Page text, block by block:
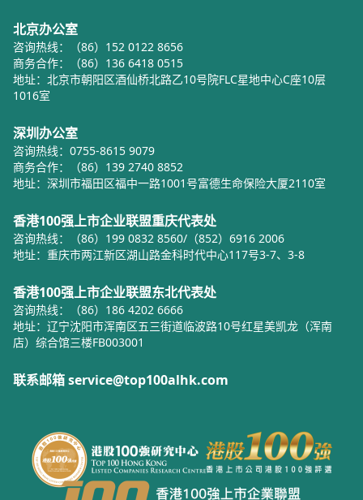
北京办公室
咨询热线：（86）152 0122 8656
商务合作：（86）136 6418 0515
地址：北京市朝阳区酒仙桥北路乙10号院FLC星地中心C座10层
1016室
深圳办公室
咨询热线：0755-8615 9079
商务合作：（86）139 2740 8852
地址：深圳市福田区福中一路1001号富德生命保险大厦2110室
香港100强上市企业联盟重庆代表处
咨询热线：（86）199 0832 8560/（852）6916 2006
地址：重庆市两江新区湖山路金科时代中心117号3-7、3-8
香港100强上市企业联盟东北代表处
咨询热线：（86）186 4202 6666
地址：辽宁沈阳市浑南区五三街道临波路10号红星美凯龙（浑南
店）综合馆三楼FB003001
联系邮箱 service@top100alhk.com